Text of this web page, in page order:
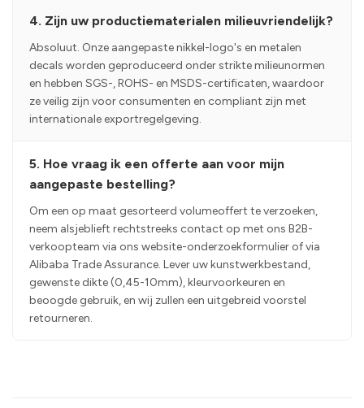
4. Zijn uw productiematerialen milieuvriendelijk?
Absoluut. Onze aangepaste nikkel-logo's en metalen
decals worden geproduceerd onder strikte milieunormen
en hebben SGS-, ROHS- en MSDS-certificaten, waardoor
ze veilig zijn voor consumenten en compliant zijn met
internationale exportregelgeving.
5. Hoe vraag ik een offerte aan voor mijn
aangepaste bestelling?
Om een op maat gesorteerd volumeoffert te verzoeken,
neem alsjeblieft rechtstreeks contact op met ons B2B-
verkoopteam via ons website-onderzoekformulier of via
Alibaba Trade Assurance. Lever uw kunstwerkbestand,
gewenste dikte (0,45-10mm), kleurvoorkeuren en
beoogde gebruik, en wij zullen een uitgebreid voorstel
retourneren.